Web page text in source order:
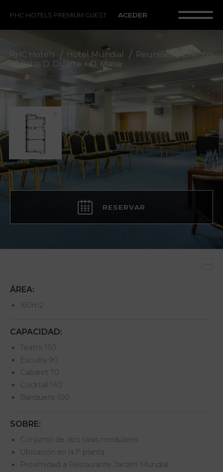
PHC HOTELS PREMIUM GUEST ACEDER
PHC Hotels Hotel Mundial
Reuniões e Eventos
Salas D. Duarte + D. Maria
RESERVAR
ÁREA:
160m2
CAPACIDAD:
Teatro 150
Escuela 90
Cabaret 70
Cocktail 140
Banquete 100
SOBRE:
Conjunto de dos salas modulares
Ubicación en la 1ª planta
Proximidad a Restaurante Jardim Mundial